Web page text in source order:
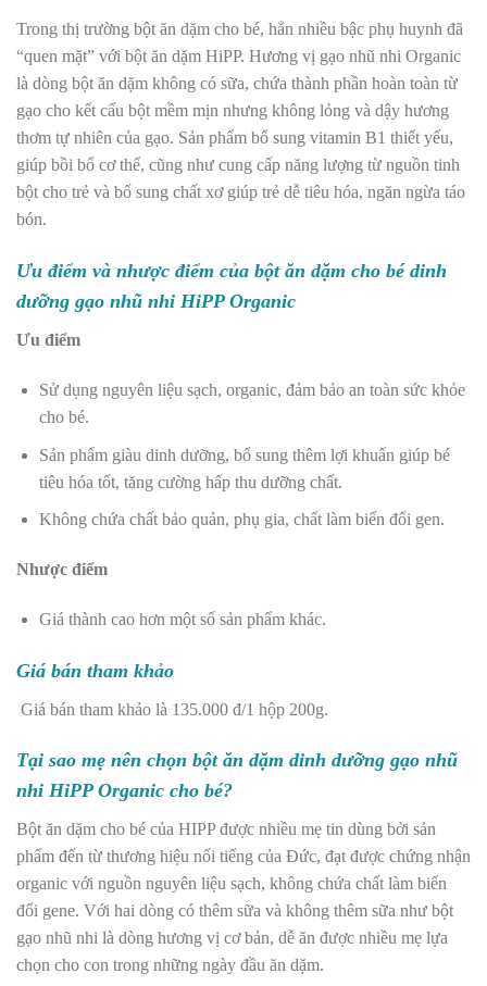
Trong thị trường bột ăn dặm cho bé, hẳn nhiều bậc phụ huynh đã
“quen mặt” với bột ăn dặm HiPP. Hương vị gạo nhũ nhi Organic
là dòng bột ăn dặm không có sữa, chứa thành phần hoàn toàn từ
gạo cho kết cấu bột mềm mịn nhưng không lỏng và dậy hương
thơm tự nhiên của gạo. Sản phẩm bổ sung vitamin B1 thiết yếu,
giúp bồi bổ cơ thể, cũng như cung cấp năng lượng từ nguồn tinh
bột cho trẻ và bổ sung chất xơ giúp trẻ dễ tiêu hóa, ngăn ngừa táo
bón.
Ưu điểm và nhược điểm của bột ăn dặm cho bé dinh
dưỡng gạo nhũ nhi HiPP Organic
Ưu điểm
Sử dụng nguyên liệu sạch, organic, đảm bảo an toàn sức khỏe
cho bé.
Sản phẩm giàu dinh dưỡng, bổ sung thêm lợi khuẩn giúp bé
tiêu hóa tốt, tăng cường hấp thu dưỡng chất.
Không chứa chất bảo quản, phụ gia, chất làm biến đổi gen.
Nhược điểm
Giá thành cao hơn một số sản phẩm khác.
Giá bán tham khảo
Giá bán tham khảo là 135.000 đ/1 hộp 200g.
Tại sao mẹ nên chọn bột ăn dặm dinh dưỡng gạo nhũ
nhi HiPP Organic cho bé?
Bột ăn dặm cho bé của HIPP được nhiều mẹ tin dùng bởi sản
phẩm đến từ thương hiệu nổi tiếng của Đức, đạt được chứng nhận
organic với nguồn nguyên liệu sạch, không chứa chất làm biến
đổi gene. Với hai dòng có thêm sữa và không thêm sữa như bột
gạo nhũ nhi là dòng hương vị cơ bản, dễ ăn được nhiều mẹ lựa
chọn cho con trong những ngày đầu ăn dặm.